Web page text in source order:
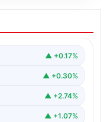
yaralandı
▲ +0.17%
▲ +0.30%
▲ +2.74%
▲ +1.07%